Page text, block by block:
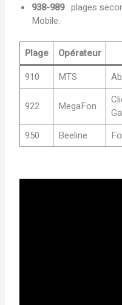
938-989: plages
Mobile.
Plage Opérateur
910
MTS
922 MegaFon
950
Beeline